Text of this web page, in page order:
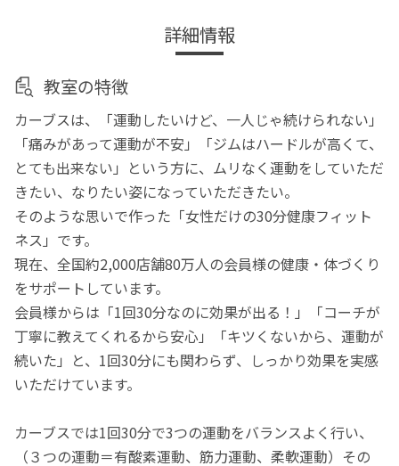
詳細情報
教室の特徴
カーブスは、「運動したいけど、一人じゃ続けられない」
「痛みがあって運動が不安」「ジムはハードルが高くて、
とても出来ない」という方に、ムリなく運動をしていただ
きたい、なりたい姿になっていただきたい。
そのような思いで作った「女性だけの30分健康フィット
ネス」です。
現在、全国約2,000店舗80万人の会員様の健康・体づくり
をサポートしています。
会員様からは「1回30分なのに効果が出る！」「コーチが
丁寧に教えてくれるから安心」「キツくないから、運動が
続いた」と、1回30分にも関わらず、しっかり効果を実感
いただけています。
カーブスでは1回30分で3つの運動をバランスよく行い、
（３つの運動＝有酸素運動、筋力運動、柔軟運動）その